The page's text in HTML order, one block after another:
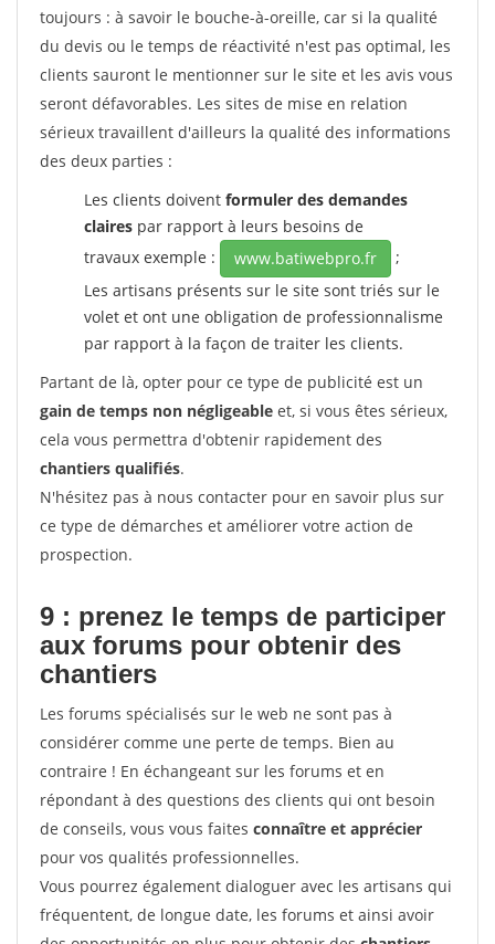
toujours : à savoir le bouche-à-oreille, car si la qualité
du devis ou le temps de réactivité n'est pas optimal, les
clients sauront le mentionner sur le site et les avis vous
seront défavorables. Les sites de mise en relation
sérieux travaillent d'ailleurs la qualité des informations
des deux parties :
Les clients doivent formuler des demandes
claires par rapport à leurs besoins de
travaux exemple :
www.batiwebpro.fr
;
Les artisans présents sur le site sont triés sur le
volet et ont une obligation de professionnalisme
par rapport à la façon de traiter les clients.
Partant de là, opter pour ce type de publicité est un
gain de temps non négligeable et, si vous êtes sérieux,
cela vous permettra d'obtenir rapidement des
chantiers qualifiés.
N'hésitez pas à nous contacter pour en savoir plus sur
ce type de démarches et améliorer votre action de
prospection.
9 : prenez le temps de participer
aux forums pour obtenir des
chantiers
Les forums spécialisés sur le web ne sont pas à
considérer comme une perte de temps. Bien au
contraire ! En échangeant sur les forums et en
répondant à des questions des clients qui ont besoin
de conseils, vous vous faites connaître et apprécier
pour vos qualités professionnelles.
Vous pourrez également dialoguer avec les artisans qui
fréquentent, de longue date, les forums et ainsi avoir